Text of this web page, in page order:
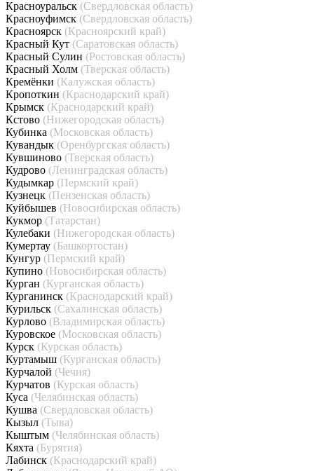
Красноуральск (Свердловская область)
Красноуфимск (Свердловская область)
Красноярск (Красноярский край)
Красный Кут (Саратовская область)
Красный Сулин (Ростовская область)
Красный Холм (Тверская область)
Кремёнки (Калужская область)
Кропоткин (Краснодарский край)
Крымск (Краснодарский край)
Кстово (Нижегородская область)
Кубинка (Московская область)
Кувандык (Оренбургская область)
Кувшиново (Тверская область)
Кудрово (Ленинградская область)
Кудымкар (Пермский край)
Кузнецк (Пензенская область)
Куйбышев (Новосибирская область)
Кукмор (Татарстан)
Кулебаки (Нижегородская область)
Кумертау (Башкортостан)
Кунгур (Пермский край)
Купино (Новосибирская область)
Курган (Курганская область)
Курганинск (Краснодарский край)
Курильск (Сахалинская область)
Курлово (Владимирская область)
Куровское (Московская область)
Курск (Курская область)
Куртамыш (Курганская область)
Курчалой (Чечня)
Курчатов (Курская область)
Куса (Челябинская область)
Кушва (Свердловская область)
Кызыл (Тыва)
Кыштым (Челябинская область)
Кяхта (Бурятия)
Лабинск (Краснодарский край)